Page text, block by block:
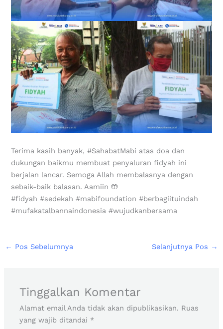
Terima kasih banyak, #SahabatMabi atas doa dan
dukungan baikmu membuat penyaluran fidyah ini
berjalan lancar. Semoga Allah membalasnya dengan
sebaik-baik balasan. Aamiin 🤲
#fidyah #sedekah #mabifoundation #berbagiituindah
#mufakatalbannaindonesia #wujudkanbersama
← Pos Sebelumnya Selanjutnya Pos →
Tinggalkan Komentar
Alamat email Anda tidak akan dipublikasikan. Ruas
yang wajib ditandai *